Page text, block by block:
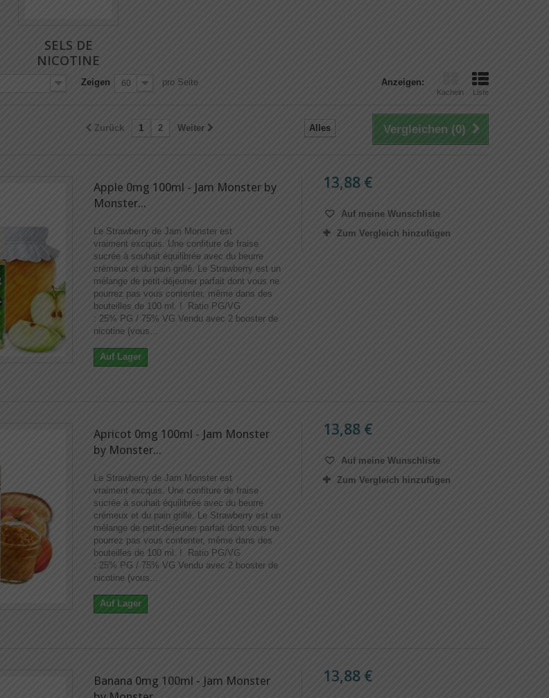
SELS DE
NICOTINE
Anzeigen:
Kacheln Liste
Zeigen 60 pro Seite
Vergleichen (0)
Alles
Zurück 1 2 Weiter
Apple 0mg 100ml - Jam Monster by
Monster...
Le Strawberry de Jam Monster est
vraiment excquis. Une confiture de fraise
sucrée à souhait équilibrée avec du beurre
crémeux et du pain grillé. Le Strawberry est un
mélange de petit-déjeuner parfait dont vous ne
pourrez pas vous contenter, même dans des
bouteilles de 100 ml. ! Ratio PG/VG
: 25% PG / 75% VG Vendu avec 2 booster de
nicotine (vous...
Auf Lager
13,88 €
Auf meine Wunschliste
Zum Vergleich hinzufügen
Apricot 0mg 100ml - Jam Monster
by Monster...
Le Strawberry de Jam Monster est
vraiment excquis. Une confiture de fraise
sucrée à souhait équilibrée avec du beurre
crémeux et du pain grillé. Le Strawberry est un
mélange de petit-déjeuner parfait dont vous ne
pourrez pas vous contenter, même dans des
bouteilles de 100 ml. ! Ratio PG/VG
: 25% PG / 75% VG Vendu avec 2 booster de
nicotine (vous...
Auf Lager
13,88 €
Auf meine Wunschliste
Zum Vergleich hinzufügen
Banana 0mg 100ml - Jam Monster
13,88 €